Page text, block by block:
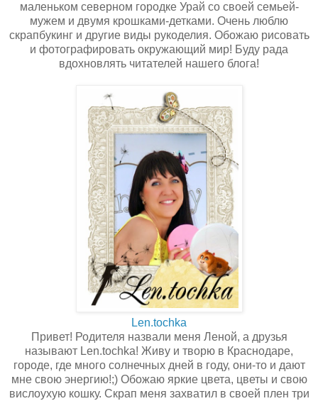
маленьком северном городке Урай со своей семьей-
мужем и двумя крошками-детками. Очень люблю
скрапбукинг и другие виды рукоделия. Обожаю рисовать
и фотографировать окружающий мир! Буду рада
вдохновлять читателей нашего блога!
Len.tochka
Привет! Родителя назвали меня Леной, а друзья
называют Len.tochka! Живу и творю в Краснодаре,
городе, где много солнечных дней в году, они-то и дают
мне свою энергию!;) Обожаю яркие цвета, цветы и свою
вислоухую кошку. Скрап меня захватил в своей плен три